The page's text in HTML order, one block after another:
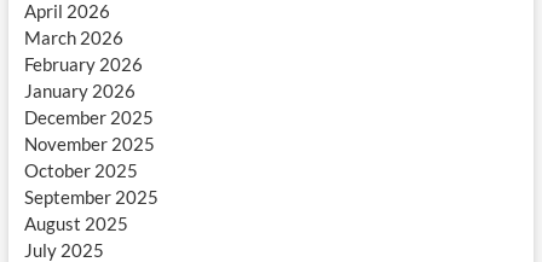
April 2026
March 2026
February 2026
January 2026
December 2025
November 2025
October 2025
September 2025
August 2025
July 2025